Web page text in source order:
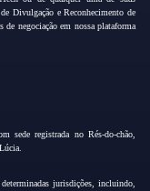
Divulgação e Reconhecimento de
negociação em nossa plataforma
sede registrada no Rés-do-chão,
jurisdições, incluindo,